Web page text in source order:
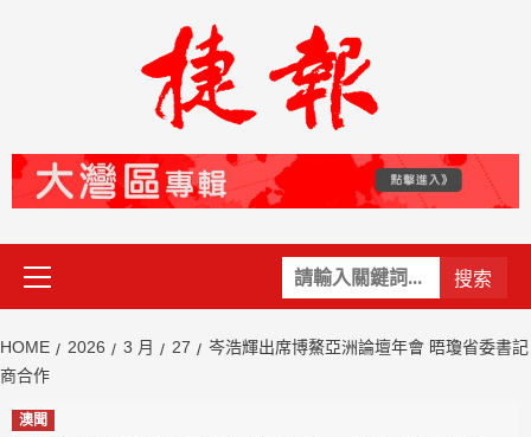
關
鍵
Primary
Menu
HOME 2026 3 月 27
岑浩輝出席博鰲亞洲論壇年會 晤瓊省委書記
商合作
澳聞